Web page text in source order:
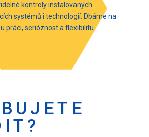
kontroly instalovaných
systémů i technologií. Dbáme na
práci, serióznost a flexibilitu.